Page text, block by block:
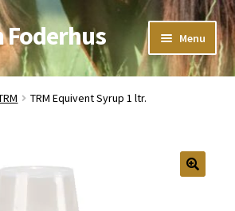
Menu
TRM Equivent Syrup 1 ltr.